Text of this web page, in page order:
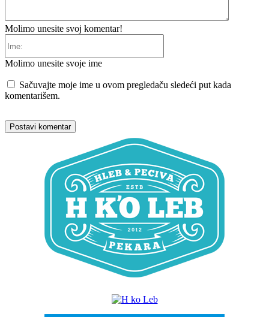
Molimo unesite svoj komentar!
Molimo unesite svoje ime
Sačuvajte moje ime u ovom pregledaču sledeći put kada
komentarišem.